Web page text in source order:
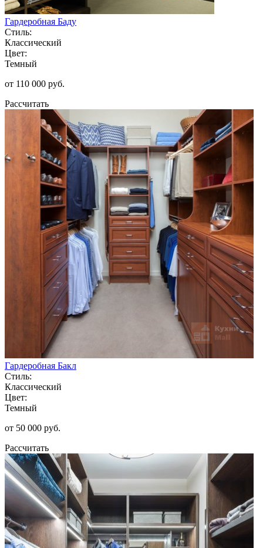
Гардеробная Баду
Стиль:
Классический
Цвет:
Темный
от 110 000 руб.
Рассчитать
Гардеробная Бакл
Стиль:
Классический
Цвет:
Темный
от 50 000 руб.
Рассчитать